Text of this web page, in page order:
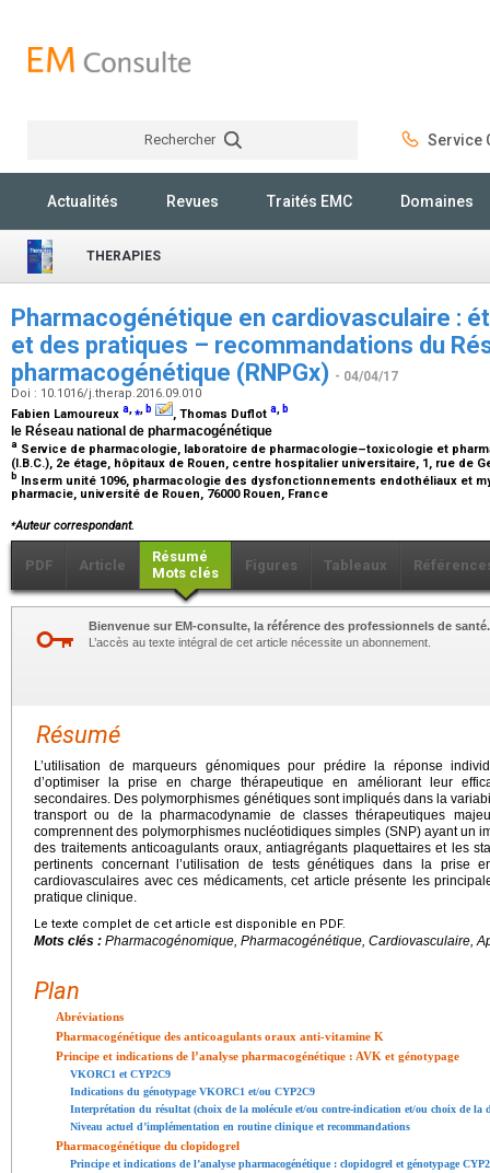
Rechercher Service
Actualités Revues Traités EMC Domaines
THERAPIES
Pharmacogénétique en cardiovasculaire :
et des pratiques – recommandations du
pharmacogénétique (RNPGx) - 04/04/17
Doi : 10.1016/j.therap.2016.09.010
Fabien Lamoureux a,⁎, b , Thomas Duflot a, b
le Réseau national de pharmacogénétique
a Service de pharmacologie, laboratoire de pharmacologie–toxicologie et
(I.B.C.), 2e étage, hôpitaux de Rouen, centre hospitalier universitaire, 1, rue de
b Inserm unité 1096, pharmacologie des dysfonctionnements endothéliaux et
pharmacie, université de Rouen, 76000 Rouen, France
⁎Auteur correspondant.
PDF Article
Résumé
Mots clés
Figures Tableaux
Bienvenue sur EM-consulte, la référence des professionnels de santé.
L’accès au texte intégral de cet article nécessite un abonnement.
Résumé
L’utilisation de marqueurs génomiques pour prédire la réponse
d’optimiser la prise en charge thérapeutique en améliorant leur
secondaires. Des polymorphismes génétiques sont impliqués dans la
transport ou de la pharmacodynamie de classes thérapeutiques
comprennent des polymorphismes nucléotidiques simples (SNP) ayant un
des traitements anticoagulants oraux, antiagrégants plaquettaires et les
pertinents concernant l’utilisation de tests génétiques dans la prise
cardiovasculaires avec ces médicaments, cet article présente les
pratique clinique.
Le texte complet de cet article est disponible en PDF.
Mots clés : Pharmacogénomique, Pharmacogénétique, Cardiovasculaire,
Plan
Abréviations
Pharmacogénétique des anticoagulants oraux anti-vitamine K
Principe et indications de l’analyse pharmacogénétique : AVK et génotypage
VKORC1 et CYP2C9
Indications du génotypage VKORC1 et/ou CYP2C9
Interprétation du résultat (choix de la molécule et/ou contre-indication et/ou choix de la
Niveau actuel d’implémentation en routine clinique et recommandations
Pharmacogénétique du clopidogrel
Principe et indications de l’analyse pharmacogénétique : clopidogrel et génotypage